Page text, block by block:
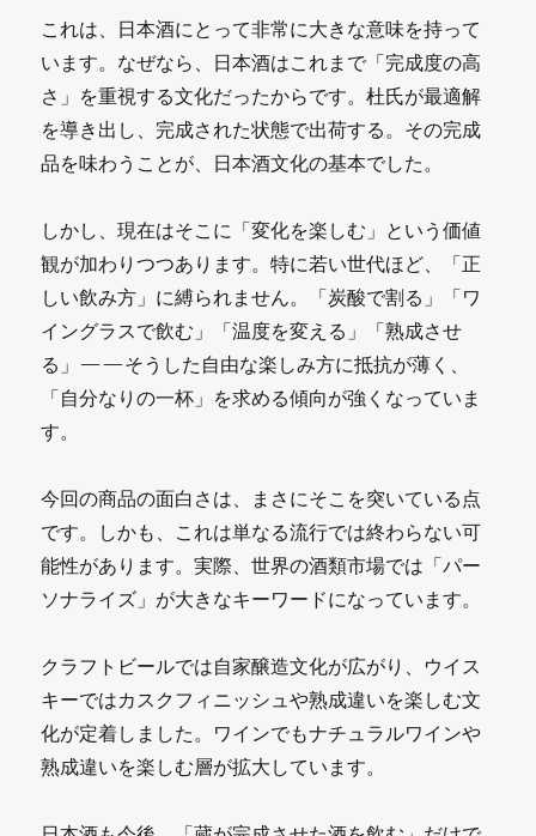
これは、日本酒にとって非常に大きな意味を持って
います。なぜなら、日本酒はこれまで「完成度の高
さ」を重視する文化だったからです。杜氏が最適解
を導き出し、完成された状態で出荷する。その完成
品を味わうことが、日本酒文化の基本でした。
しかし、現在はそこに「変化を楽しむ」という価値
観が加わりつつあります。特に若い世代ほど、「正
しい飲み方」に縛られません。「炭酸で割る」「ワ
イングラスで飲む」「温度を変える」「熟成させ
る」——そうした自由な楽しみ方に抵抗が薄く、
「自分なりの一杯」を求める傾向が強くなっていま
す。
今回の商品の面白さは、まさにそこを突いている点
です。しかも、これは単なる流行では終わらない可
能性があります。実際、世界の酒類市場では「パー
ソナライズ」が大きなキーワードになっています。
クラフトビールでは自家醸造文化が広がり、ウイス
キーではカスクフィニッシュや熟成違いを楽しむ文
化が定着しました。ワインでもナチュラルワインや
熟成違いを楽しむ層が拡大しています。